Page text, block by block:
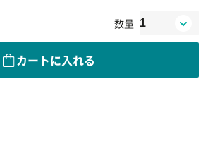
数量
カートに入れる